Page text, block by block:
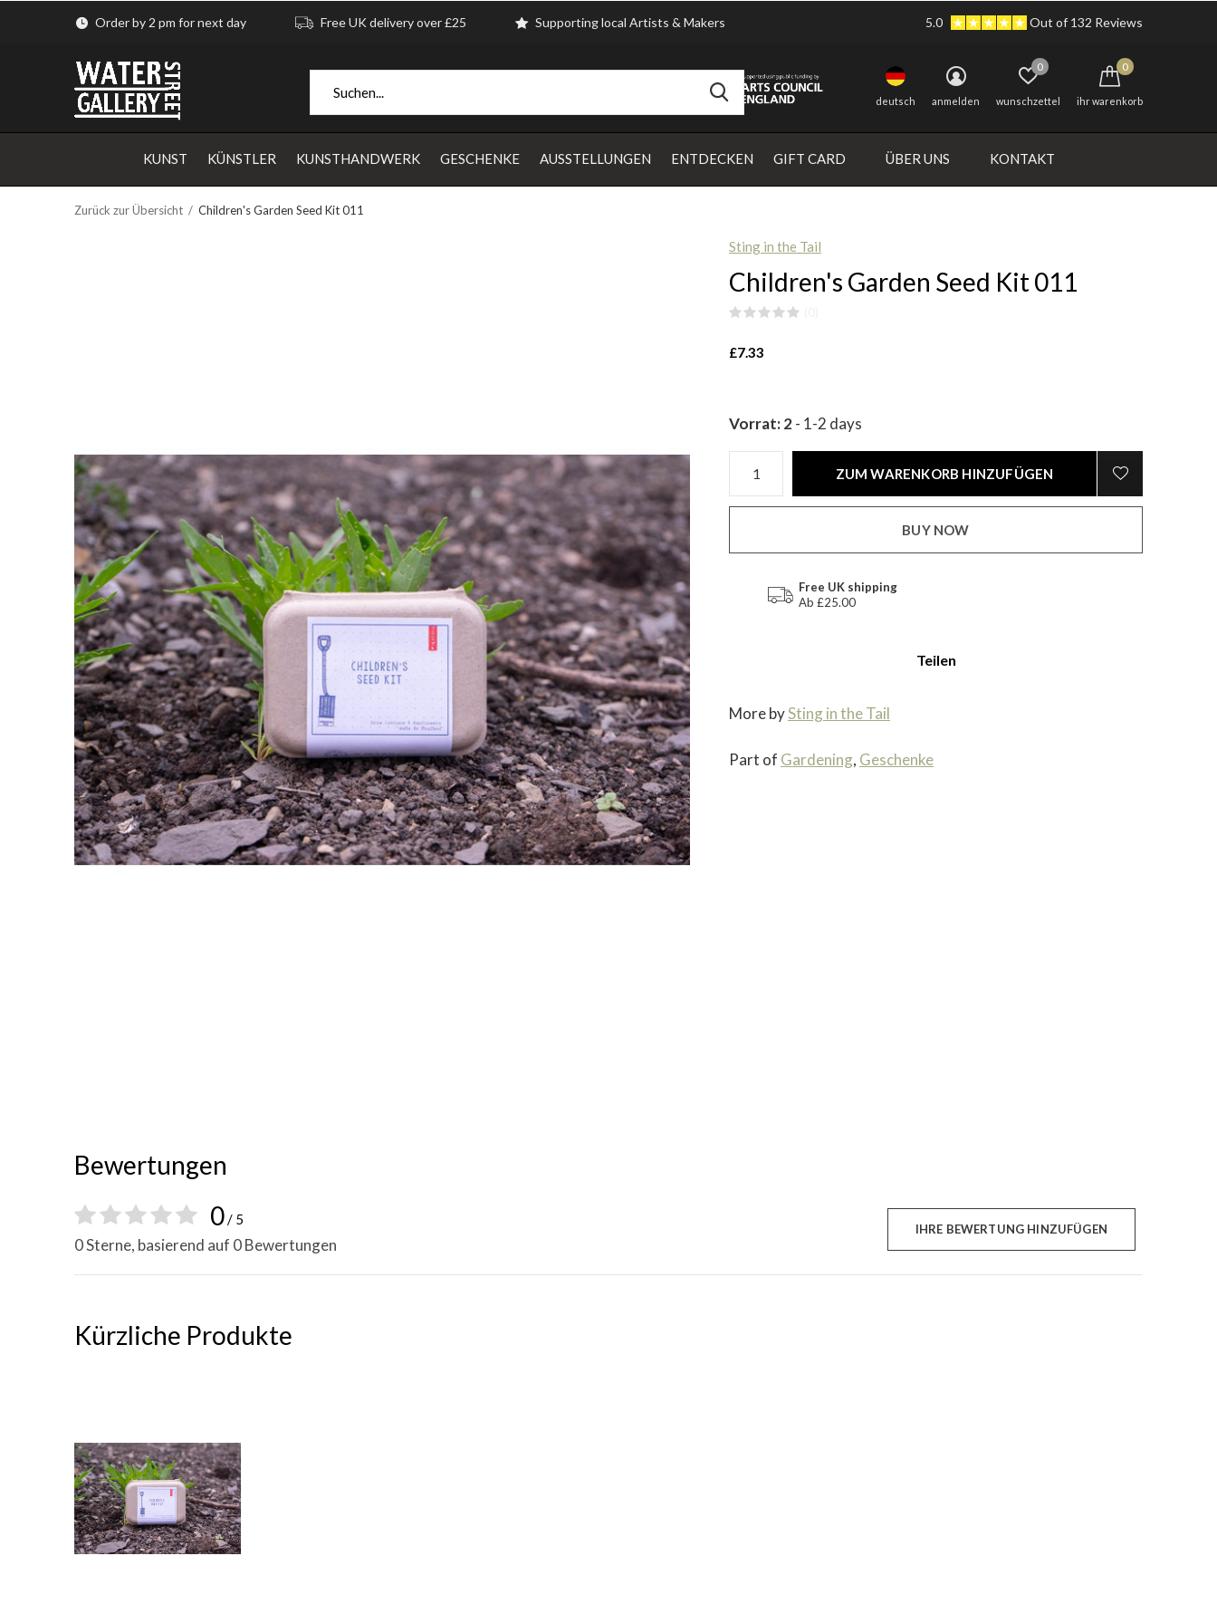
KUNST KÜNSTLER KUNSTHANDWERK GESCHENKE AUSSTELLUNGEN ENTDECKEN GIFT CARD ÜBER UNS KONTAKT
deutsch anmelden wunschzettel
0
ihr warenkorb
0
Order by 2 pm for next day Free UK delivery over £25 Supporting local Artists & Makers 5.0 Out of 132 Reviews
Zurück zur Übersicht Children's Garden Seed Kit 011
Sting in the Tail
Children's Garden Seed Kit 011
£7.33
Vorrat: 2- 1-2 days
ZUM WARENKORB HINZUFÜGEN
BUY NOW
Free UK shipping
Ab £25.00
Teilen
More bySting in the Tail
Part of Gardening, Geschenke
Bewertungen
0/ 5
0 Sterne, basierend auf 0 Bewertungen
IHRE BEWERTUNG HINZUFÜGEN
Kürzliche Produkte